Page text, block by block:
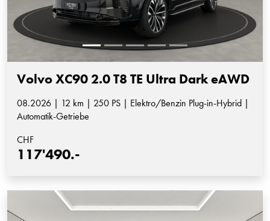
Volvo XC90 2.0 T8 TE Ultra Dark eAWD
08.2026 | 12 km | 250 PS | Elektro/Benzin Plug-in-Hybrid |
Automatik-Getriebe
CHF
117'490.-